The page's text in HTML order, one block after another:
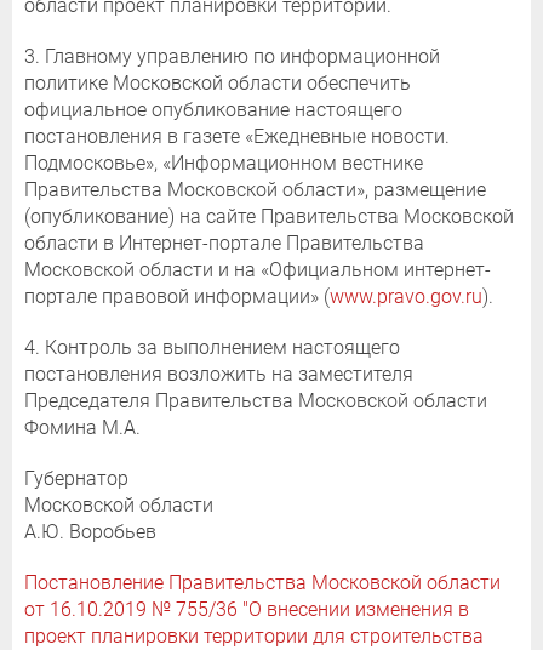
области проект планировки территории.
3. Главному управлению по информационной
политике Московской области обеспечить
официальное опубликование настоящего
постановления в газете «Ежедневные новости.
Подмосковье», «Информационном вестнике
Правительства Московской области», размещение
(опубликование) на сайте Правительства Московской
области в Интернет-портале Правительства
Московской области и на «Официальном интернет-
портале правовой информации» (www.pravo.gov.ru).
4. Контроль за выполнением настоящего
постановления возложить на заместителя
Председателя Правительства Московской области
Фомина М.А.
Губернатор
Московской области
А.Ю. Воробьев
Постановление Правительства Московской области
от 16.10.2019 № 755/36 "О внесении изменения в
проект планировки территории для строительства